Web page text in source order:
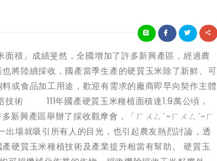
面積」成績斐然，全國增加了許多新興產區，經過農
將陸續採收，國產當季生產的硬質玉米除了新鮮、可
或食品加工用途，歡迎有需求的廠商即早向契作主體
技術 111年國產硬質玉米種植面積達1.9萬公頃，
新興產區舉辦了採收觀摩會，「ㄏㄨㄥˊ~ㄏㄨㄥˊ~ㄏ
出場就吸引所有人的目光，也引起農友熱烈討論，透
硬質玉米種植技術及產業提升相當有幫助。 硬質玉